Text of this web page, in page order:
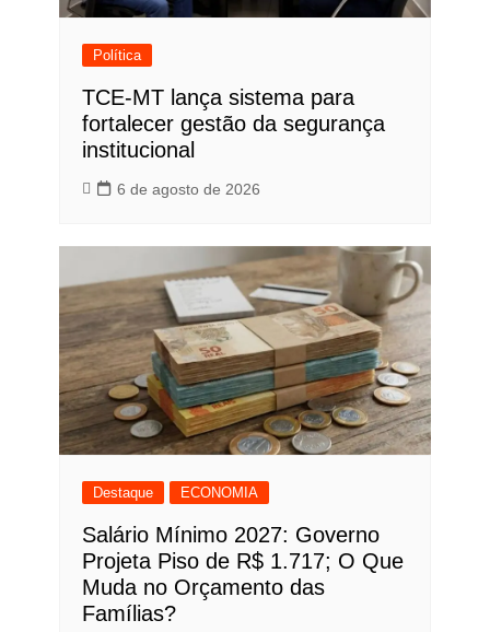
Política
TCE-MT lança sistema para
fortalecer gestão da segurança
institucional
6 de agosto de 2026
Destaque ECONOMIA
Salário Mínimo 2027: Governo
Projeta Piso de R$ 1.717; O Que
Muda no Orçamento das
Famílias?